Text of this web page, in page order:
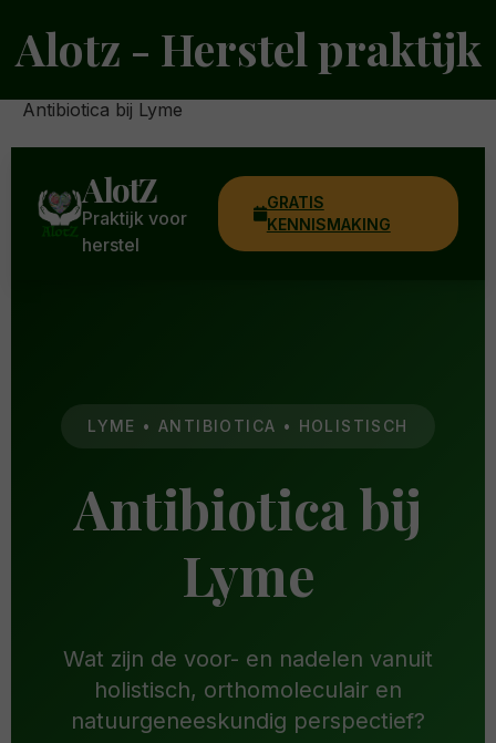
naar
deAlotz - Herstel praktijk
Antibiotica bij Lyme
AlotZ
Praktijk voor
herstel
GRATIS
KENNISMAKING
LYME • ANTIBIOTICA • HOLISTISCH
Antibiotica bij
Lyme
Wat zijn de voor- en nadelen vanuit
holistisch, orthomoleculair en
natuurgeneeskundig perspectief?